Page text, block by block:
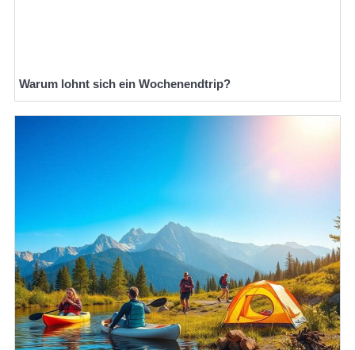
Warum lohnt sich ein Wochenendtrip?